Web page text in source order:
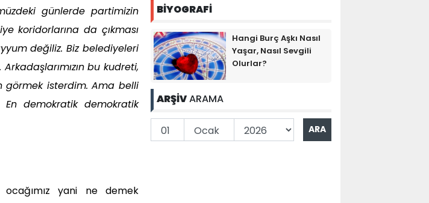
günlerde partimizin
koridorlarına da çıkması
değiliz. Biz belediyeleri
bu kudreti,
görmek isterdim. Ama belli
demokratik demokratik
yani ne demek
BİYOGRAFİ
Hangi Burç Aşkı Nasıl
Yaşar, Nasıl Sevgili
Olurlar?
ARŞİVARAMA